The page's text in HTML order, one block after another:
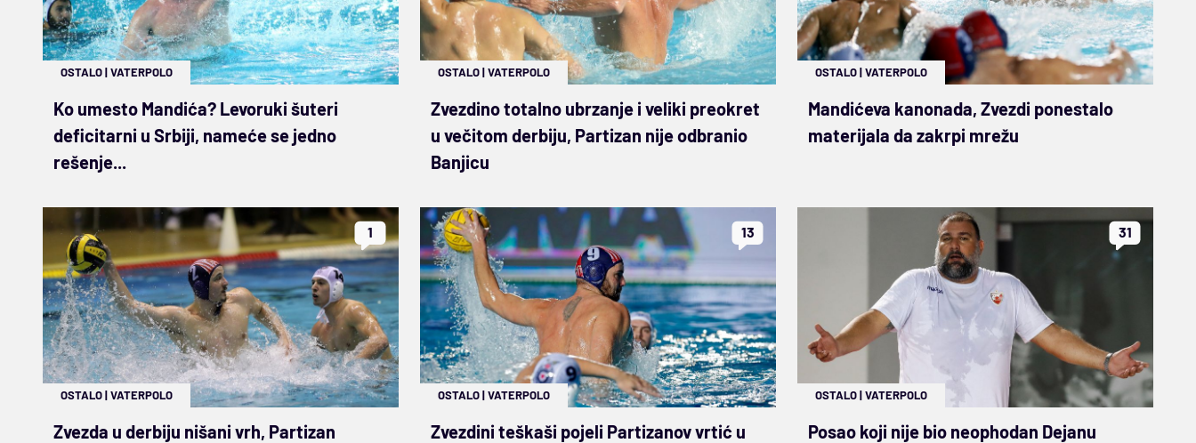
OSTALO|VATERPOLO
Ko umesto Mandića? Levoruki šuteri
deficitarni u Srbiji, nameće se jedno
rešenje...
OSTALO|VATERPOLO
Zvezdino totalno ubrzanje i veliki preokret
u večitom derbiju, Partizan nije odbranio
Banjicu
OSTALO|VATERPOLO
Mandićeva kanonada, Zvezdi ponestalo
materijala da zakrpi mrežu
1
OSTALO|VATERPOLO
Zvezda u derbiju nišani vrh, Partizan
13
OSTALO|VATERPOLO
Zvezdini teškaši pojeli Partizanov vrtić u
31
OSTALO|VATERPOLO
Posao koji nije bio neophodan Dejanu